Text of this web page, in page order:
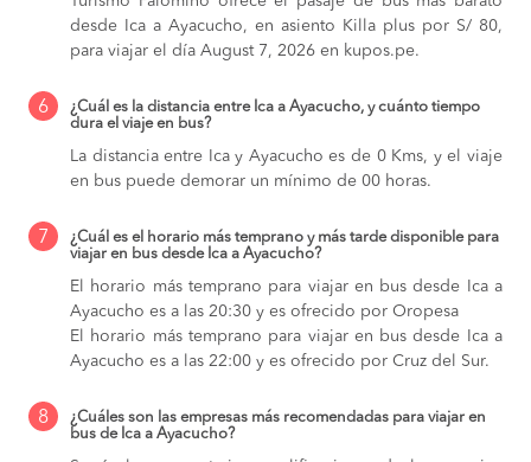
desde Ica a Ayacucho, en asiento Killa plus por S/ 80,
para viajar el día August 7, 2026 en kupos.pe.
6
¿Cuál es la distancia entre Ica a Ayacucho, y cuánto tiempo
dura el viaje en bus?
La distancia entre Ica y Ayacucho es de 0 Kms, y el viaje
en bus puede demorar un mínimo de 00 horas.
7
¿Cuál es el horario más temprano y más tarde disponible para
viajar en bus desde Ica a Ayacucho?
El horario más temprano para viajar en bus desde Ica a
Ayacucho es a las 20:30 y es ofrecido por Oropesa
El horario más temprano para viajar en bus desde Ica a
Ayacucho es a las 22:00 y es ofrecido por Cruz del Sur.
8
¿Cuáles son las empresas más recomendadas para viajar en
bus de Ica a Ayacucho?